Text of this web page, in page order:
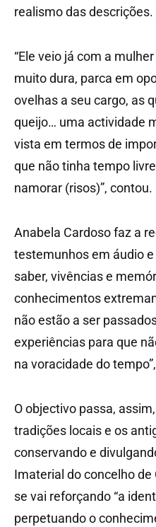
realismo das descrições.
“Ele veio já com a
muito dura, parca em
ovelhas a seu cargo, as
queijo… uma actividade
vista em termos de
que não tinha tempo
namorar (risos)”, contou.
Anabela Cardoso faz a
testemunhos em áudio
saber, vivências e
conhecimentos
não estão a ser
experiências para que
na voracidade do
O objectivo passa,
tradições locais e os
conservando e
Imaterial do concelho
se vai reforçando “a
perpetuando o